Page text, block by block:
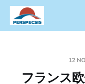
12
フランス